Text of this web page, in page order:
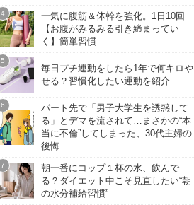
一気に腹筋＆体幹を強化。1日10回
【お腹がみるみる引き締まってい
く】簡単習慣
毎日プチ運動をしたら1年で何キロや
せる？習慣化したい運動を紹介
パート先で「男子大学生を誘惑して
る」とデマを流されて…まさかの“本
当に不倫”してしまった、30代主婦の
後悔
朝一番にコップ１杯の水、飲んで
る？ダイエット中こそ見直したい“朝
の水分補給習慣”